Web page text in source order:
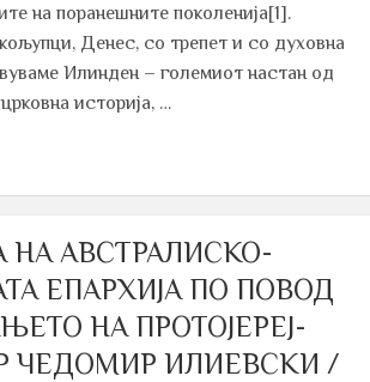
на поранешните поколенија[1].
Денес, со трепет и со духовна
Илинден – големиот настан од
историја, …
НА АВСТРАЛИСКО-
ЕПАРХИЈА ПО ПОВОД
НА ПРОТОЈЕРЕЈ-
ЧЕДОМИР ИЛИЕВСКИ /